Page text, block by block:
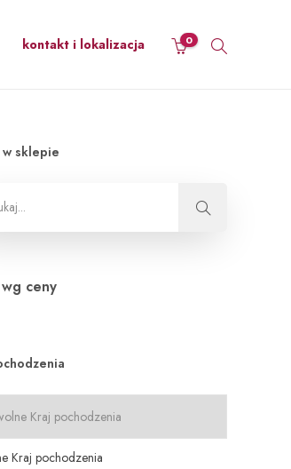
kontakt i lokalizacja 0
w sklepie
ceny
Kraj pochodzenia